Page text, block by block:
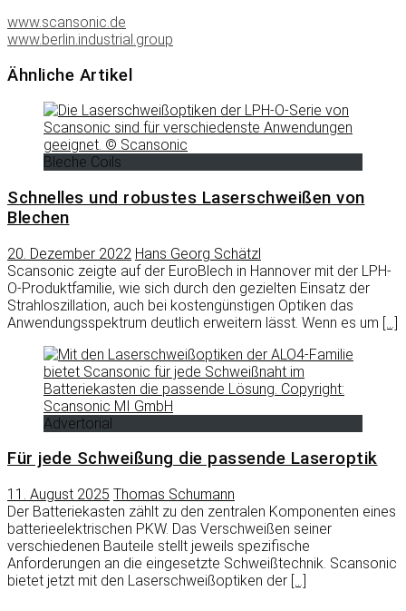
www.scansonic.de
www.berlin.industrial.group
Ähnliche Artikel
Bleche Coils
Schnelles und robustes Laserschweißen von
Blechen
20. Dezember 2022 Hans Georg Schätzl
Scansonic zeigte auf der EuroBlech in Hannover mit der LPH-
O-Produktfamilie, wie sich durch den gezielten Einsatz der
Strahloszillation, auch bei kostengünstigen Optiken das
Anwendungsspektrum deutlich erweitern lässt. Wenn es um […]
Advertorial
Für jede Schweißung die passende Laseroptik
11. August 2025 Thomas Schumann
Der Batteriekasten zählt zu den zentralen Komponenten eines
batterieelektrischen PKW. Das Verschweißen seiner
verschiedenen Bauteile stellt jeweils spezifische
Anforderungen an die eingesetzte Schweißtechnik. Scansonic
bietet jetzt mit den Laserschweißoptiken der […]